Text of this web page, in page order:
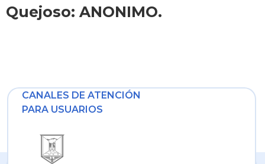
Quejoso: ANONIMO.
CANALES DE ATENCIÓN
PARA USUARIOS